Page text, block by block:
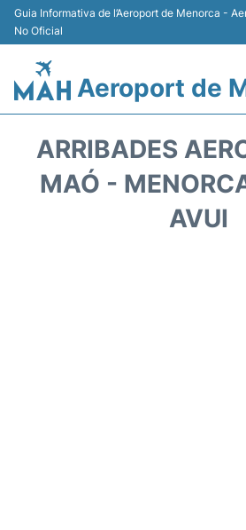
Guia Informativa de l’Aeroport de Menorca -
No Oficial
Aeroport de
Terminal
ARRIBADES
MAÓ -
AVUI